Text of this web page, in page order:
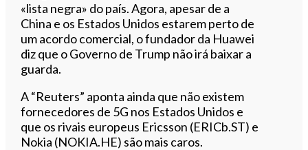
«lista negra» do país. Agora, apesar de a
China e os Estados Unidos estarem perto de
um acordo comercial, o fundador da Huawei
diz que o Governo de Trump não irá baixar a
guarda.
A “Reuters” aponta ainda que não existem
fornecedores de 5G nos Estados Unidos e
que os rivais europeus Ericsson (ERICb.ST) e
Nokia (NOKIA.HE) são mais caros.